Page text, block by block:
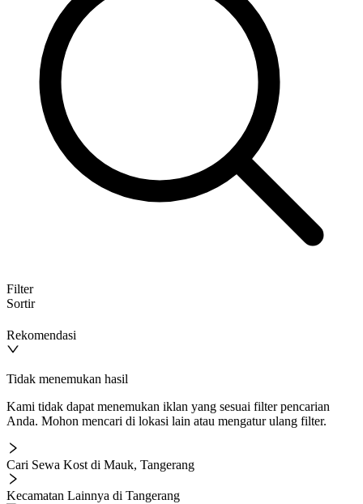
Filter
Sortir
Rekomendasi
Tidak menemukan hasil
Kami tidak dapat menemukan iklan yang sesuai filter pencarian
Anda. Mohon mencari di lokasi lain atau mengatur ulang filter.
Cari Sewa Kost di Mauk, Tangerang
Kecamatan Lainnya di Tangerang